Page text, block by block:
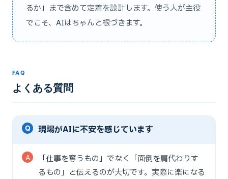
るか」まで含めて定着を設計します。使う人が主役
でこそ、AIはちゃんと根づきます。
FAQ
よくある質問
現場がAIに不安を感じています
「仕事を奪うもの」でなく「面倒を肩代わりす
るもの」と伝えるのが大切です。実際に楽になる